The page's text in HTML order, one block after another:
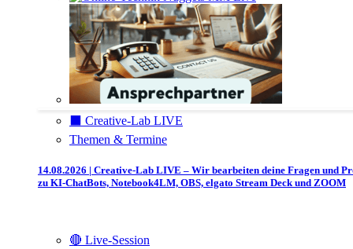
⬛️ Creative-Lab LIVE
Themen & Termine
14.08.2026 | Creative-Lab LIVE – Wir bearbeiten deine Fragen und
zu KI-ChatBots, Notebook4LM, OBS, elgato Stream Deck und ZOOM
🔴 Live-Session